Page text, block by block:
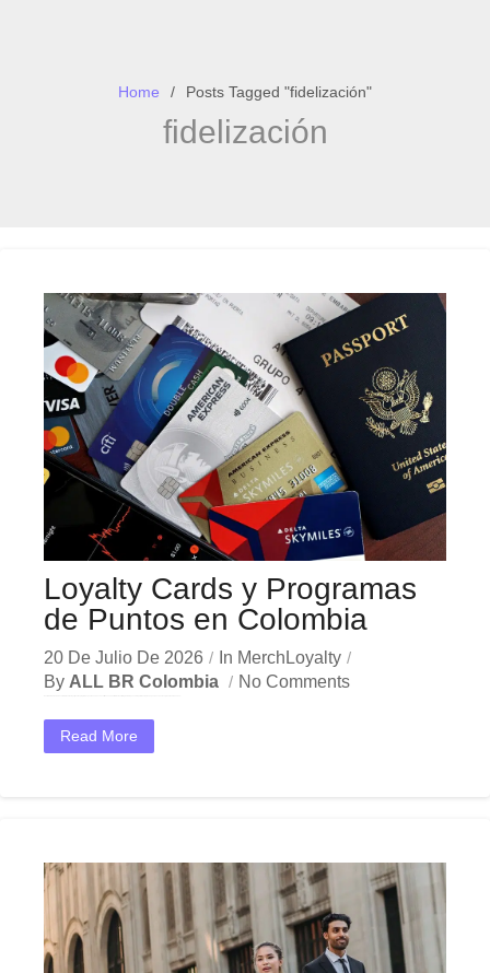
Home Posts Tagged "fidelización"
fidelización
Loyalty Cards y Programas
de Puntos en Colombia
20 De Julio De 2026 In MerchLoyalty
By ALL BR Colombia No Comments
Read More